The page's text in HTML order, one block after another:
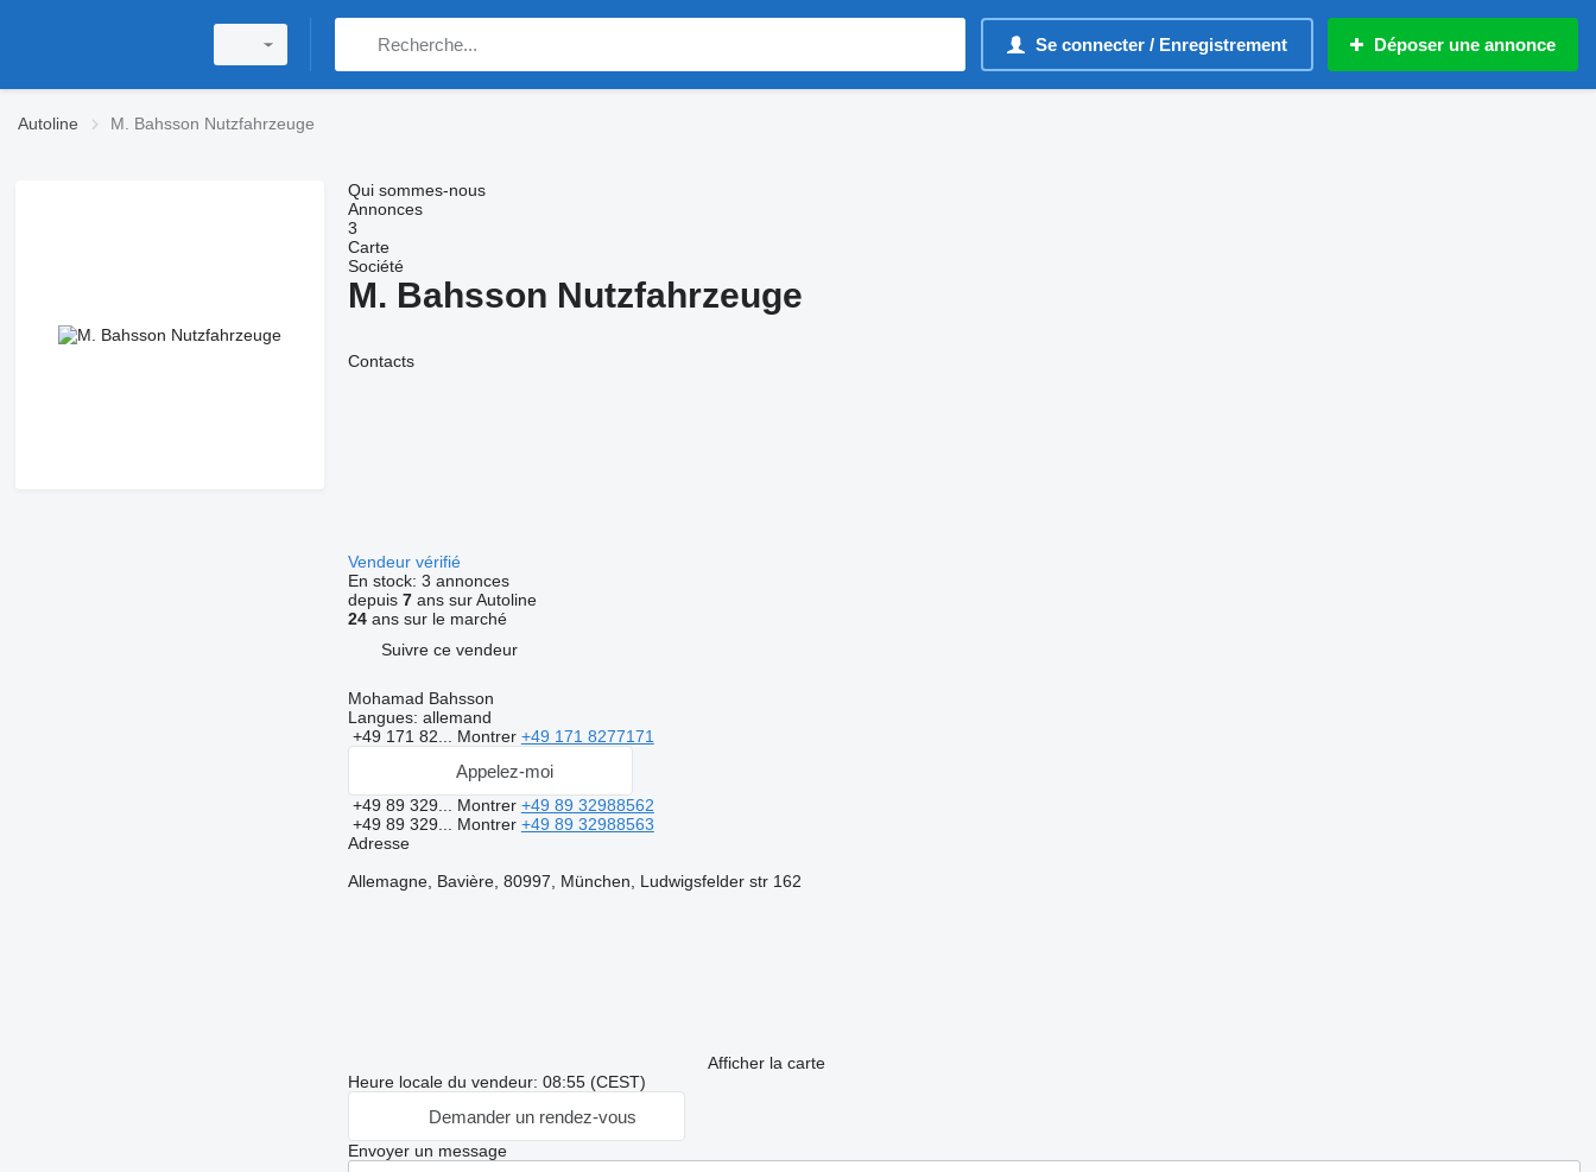
Se connecter / Enregistrement Déposer une annonce
Autoline M. Bahsson Nutzfahrzeuge
Qui sommes-nous
Annonces
3
Carte
Société
M. Bahsson Nutzfahrzeuge
Contacts
Vendeur vérifié
En stock: 3 annonces
depuis 7ans sur Autoline
24ans sur le marché
Suivre ce vendeur
Mohamad Bahsson
Langues: allemand
+49 171 82... Montrer +49 171 8277171
Appelez-moi
+49 89 329... Montrer +49 89 32988562
+49 89 329... Montrer +49 89 32988563
Adresse
Allemagne, Bavière, 80997, München, Ludwigsfelder str 162
Afficher la carte
Heure locale du vendeur: 08:55 (CEST)
Demander un rendez-vous
Envoyer un message